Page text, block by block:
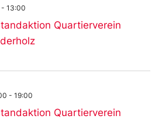
Quartierverein
- 13:00
Quartierverein
- 19:00